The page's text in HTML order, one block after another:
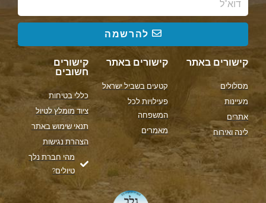
להרשמה
קישורים באתר
מסלולים
מעיינות
אתרים
לינה ואירוח
קישורים באתר
קטעים בשביל ישראל
פעילויות לכל
המשפחה
מאמרים
קישורים
חשובים
כללי בטיחות
ציוד מומלץ לטיול
תנאי שימוש באתר
הצהרת נגישות
מהי חברת נלך
טיולים?